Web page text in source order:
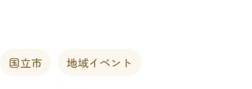
国立市 地域イベント